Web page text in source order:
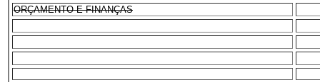
ORÇAMENTO E FINANÇAS